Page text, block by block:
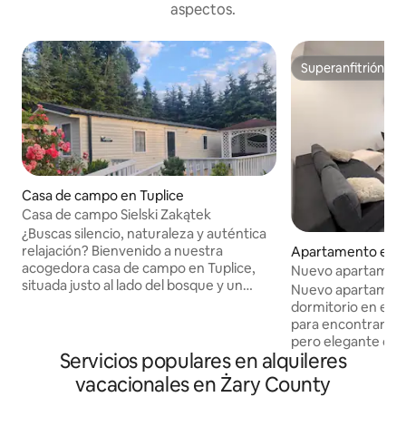
aspectos.
Casa de campo en Tuplice
Casa de campo Sielski Zakątek
¿Buscas silencio, naturaleza y auténtica
relajación? Bienvenido a nuestra
acogedora casa de campo en Tuplice,
situada justo al lado del bosque y un
la posibilidad de pescar justo al lado. La
casa de campo rodeada de vegetación
proporciona comodidad y tranquilidad:
Superanfitrión
Superanfitrión
Apartamento en
Nuevo
dormitorio
Nuevo
dormitorio en el
para encontrar
pero elegante
características
Aire
La cocina
Servicios populares en alquileres
vacacionales en Żary County